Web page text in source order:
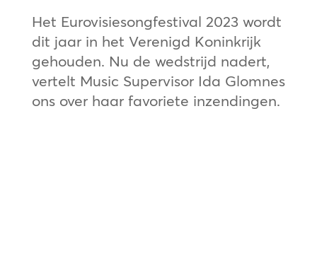
Het Eurovisiesongfestival 2023 wordt
dit jaar in het Verenigd Koninkrijk
gehouden. Nu de wedstrijd nadert,
vertelt Music Supervisor Ida Glomnes
ons over haar favoriete inzendingen.